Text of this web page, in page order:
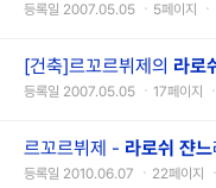
등록일 2007.05.05 ㆍ5페이지 ㆍ
[건축]르꼬르뷔제의 라로
등록일 2007.05.05 ㆍ17페이지 ㆍ
르꼬르뷔제 - 라로쉬 쟌느
등록일 2010.06.07 ㆍ22페이지 ㆍ